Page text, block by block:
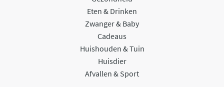
Eten & Drinken
Zwanger & Baby
Cadeaus
Huishouden & Tuin
Huisdier
Afvallen & Sport